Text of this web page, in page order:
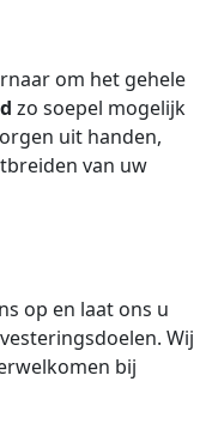
om het gehele
zo soepel mogelijk
uit handen,
van uw
op en laat ons u
Wij
bij